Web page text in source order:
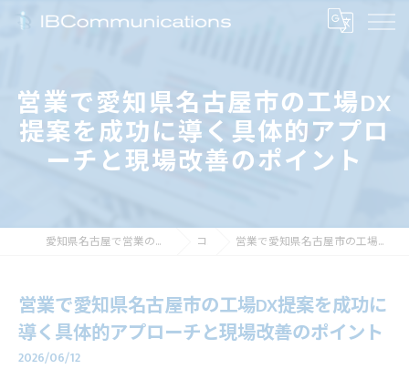
営業で愛知県名古屋市の工場DX
提案を成功に導く具体的アプロ
ーチと現場改善のポイント
愛知県名古屋で営業の求人なら株式会社アイビーコミュニケーションズ コラム 営業で愛知県名古屋市の工場DX提案を成功に導く具体的アプローチと現場改善のポイント
営業で愛知県名古屋市の工場DX提案を成功に
導く具体的アプローチと現場改善のポイント
2026/06/12